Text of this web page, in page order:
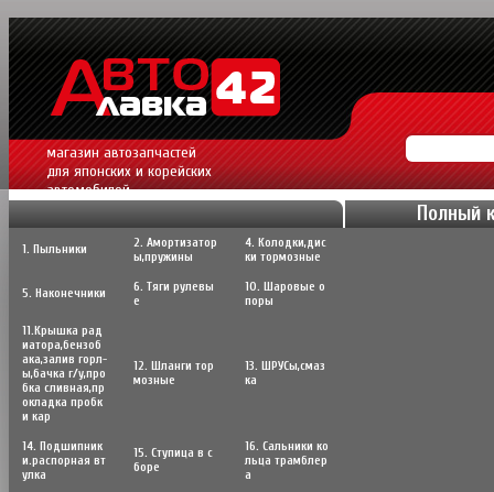
магазин автозапчастей
для японских и корейских
автомобилей.
Полный
1. Пыльники
2. Амортизатор
ы,пружины
4. Колодки,дис
ки тормозные
5. Наконечники
6. Тяги рулевы
е
10. Шаровые о
поры
11.Крышка рад
иатора,бензоб
ака,залив горл-
ы,бачка г/у,про
бка сливная,пр
окладка пробк
и кар
12. Шланги тор
мозные
13. ШРУСы,cмаз
ка
14. Подшипник
и.распорная вт
улка
15. Ступица в с
боре
16. Сальники ко
льца трамблер
а